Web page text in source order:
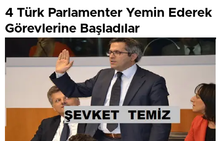
4 Türk Parlamenter Yemin Ederek
Görevlerine Başladılar